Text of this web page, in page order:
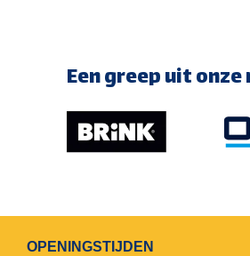
Een greep uit
OPENINGSTIJDEN